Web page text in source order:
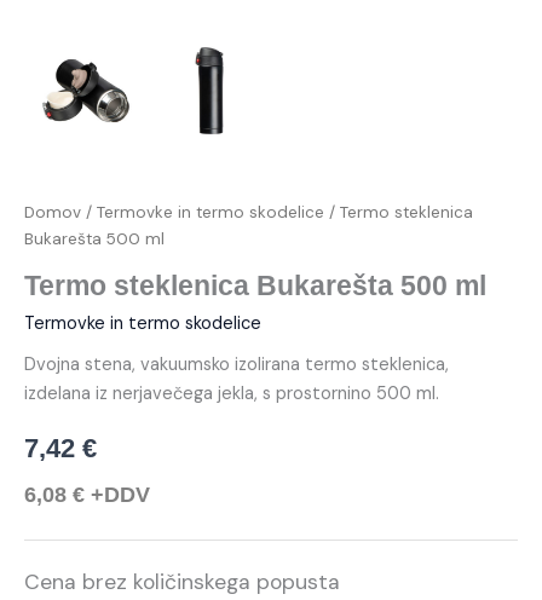
Domov / Termovke in termo skodelice / Termo steklenica
Bukarešta 500 ml
Termo steklenica Bukarešta 500 ml
Termovke in termo skodelice
Dvojna stena, vakuumsko izolirana termo steklenica,
izdelana iz nerjavečega jekla, s prostornino 500 ml.
7,42 €
6,08 € +DDV
Cena brez količinskega popusta